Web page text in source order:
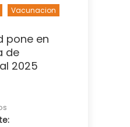
Vacunacion
pone en
de
2025
Ministerio